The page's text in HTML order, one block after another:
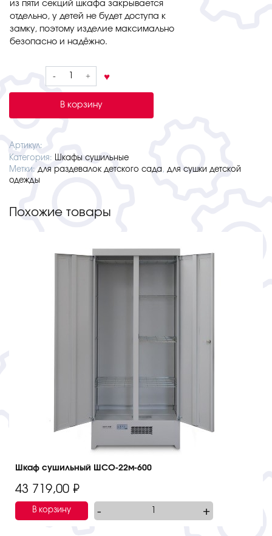
из пяти секций шкафа закрывается
отдельно, у детей не будет доступа к
замку, поэтому изделие максимально
безопасно и надёжно.
Количество
товара
шкаф
детской
одежды
В корзину
Артикул:
Категория:
Шкафы сушильные
Метки: для раздевалок детского сада , для сушки детской
одежды
Похожие товары
Шкаф сушильный ШСО-22м-600
43 719,00 ₽
В корзину +
-